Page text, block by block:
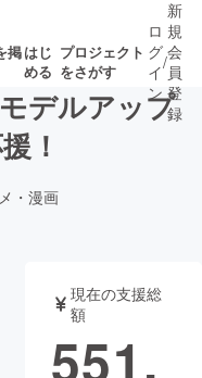
掲はじ
める
プロジェクト
をさがす
ェクト
音楽
ゲーム・サ
ロ
グ
イ
ン
/
新
規
会
員
登
録
デルアップ
！
・漫画
現在の支援総
額
551,